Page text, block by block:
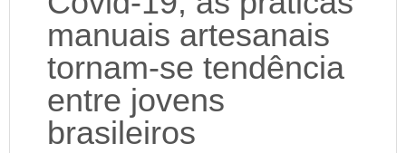
manuais artesanais
tornam-se tendência
entre jovens
brasileiros